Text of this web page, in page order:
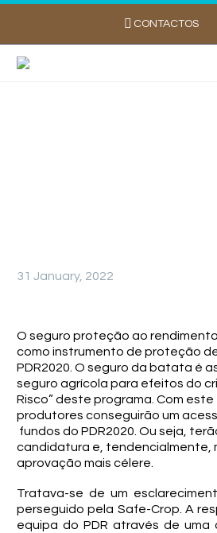
CONTACTOS
31 January, 2022
O seguro proteção ao
como instrumento de proteção
PDR2020. O seguro da batata é
seguro agrícola para efeitos do
Risco” deste programa. Com
produtores conseguirão um
fundos do PDR2020. Ou seja,
candidatura e, tendencialmente,
aprovação mais célere.
Tratava-se de um
perseguido pela Safe-Crop. A
equipa do PDR através de uma